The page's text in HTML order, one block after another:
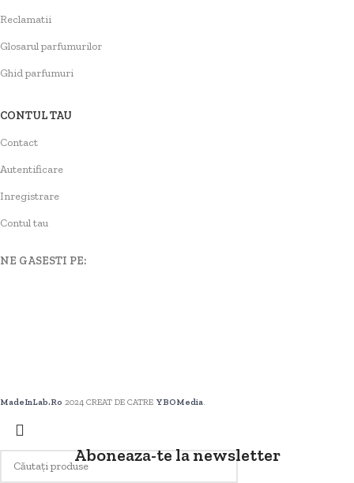
Reclamatii
Glosarul parfumurilor
Ghid parfumuri
CONTUL TAU
Contact
Autentificare
Inregistrare
Contul tau
NE GASESTI PE:
MadeInLab.Ro 2024 CREAT DE CATRE YBOMedia
Aboneaza-te la newsletter